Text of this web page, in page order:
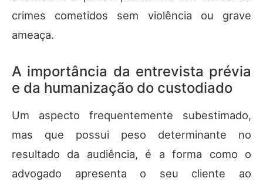
crimes cometidos sem violência ou grave
ameaça.
A importância da entrevista prévia
e da humanização do custodiado
Um aspecto frequentemente subestimado,
mas que possui peso determinante no
resultado da audiência, é a forma como o
advogado apresenta o seu cliente ao